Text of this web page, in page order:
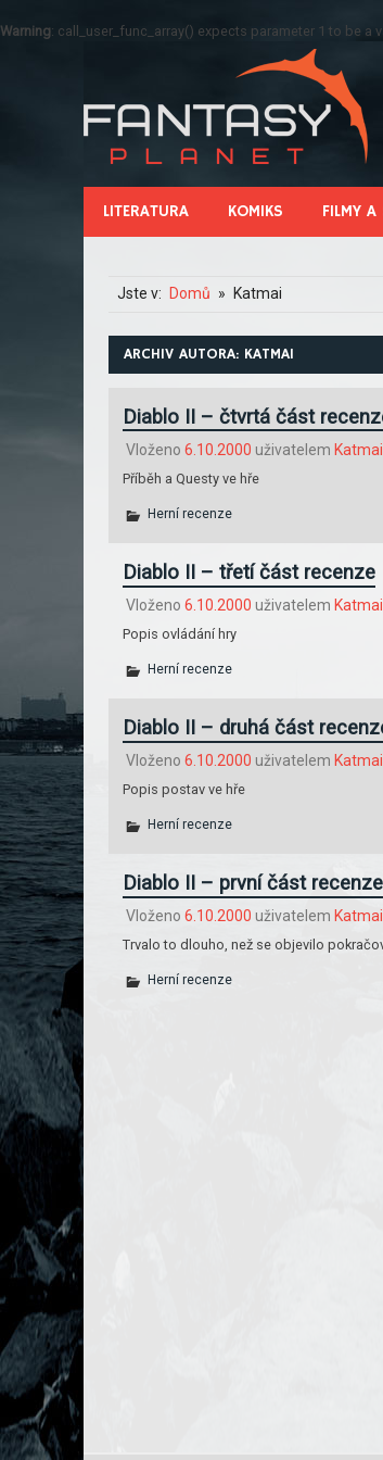
Warning: call_user_func_array() expects parameter 1 to be
LITERATURA KOMIKS FILMY A
Jste v: Domů Katmai
ARCHIV AUTORA: KATMAI
Diablo II – čtvrtá část
Vloženo 6.10.2000 uživatelem Katmai
Příběh a Questy ve hře
Herní recenze
Diablo II – třetí část recenze
Vloženo 6.10.2000 uživatelem Katmai
Popis ovládání hry
Herní recenze
Diablo II – druhá část
Vloženo 6.10.2000 uživatelem Katmai
Popis postav ve hře
Herní recenze
Diablo II – první část recenze
Vloženo 6.10.2000 uživatelem Katmai
Trvalo to dlouho, než se objevilo
Herní recenze